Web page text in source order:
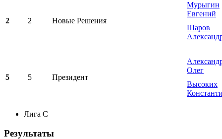
2 2 Новые Решения
Мурыгин
Евгений
Шаров
5 5 Президент
Олег
Высоких
Лига C
Результаты